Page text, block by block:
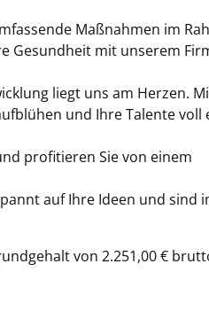
Maßnahmen im
Gesundheit mit unserem
liegt uns am Herzen.
und Ihre Talente voll
profitieren Sie von einem
auf Ihre Ideen und sind
von 2.251,00 €